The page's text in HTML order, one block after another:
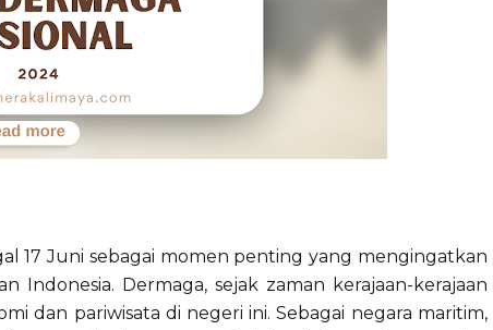
17 Juni sebagai momen penting yang mengingatkan
Indonesia. Dermaga, sejak zaman kerajaan-kerajaan
dan pariwisata di negeri ini. Sebagai negara maritim,